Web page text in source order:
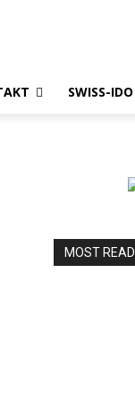
SWISS-IDO
MOST READ